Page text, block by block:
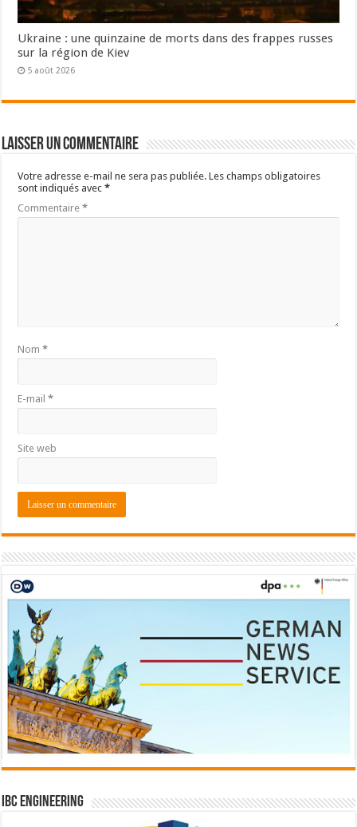
Ukraine : une quinzaine de morts dans des frappes russes
sur la région de Kiev
5 août 2026
Laisser un commentaire
Votre adresse e-mail ne sera pas publiée. Les champs obligatoires
sont indiqués avec*
Commentaire*
Nom*
E-mail*
Site web
IBC Engineering